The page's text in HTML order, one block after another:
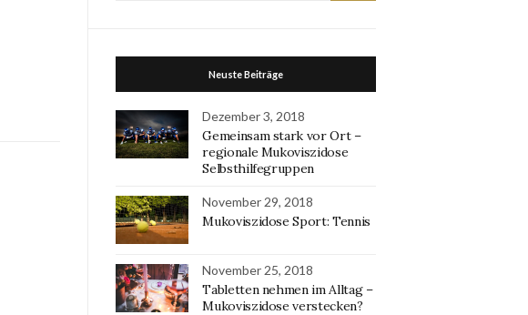
Neuste Beiträge
Dezember 3, 2018
Gemeinsam stark vor Ort –
regionale Mukoviszidose
Selbsthilfegruppen
November 29, 2018
Mukoviszidose Sport: Tennis
November 25, 2018
Tabletten nehmen im Alltag –
Mukoviszidose verstecken?